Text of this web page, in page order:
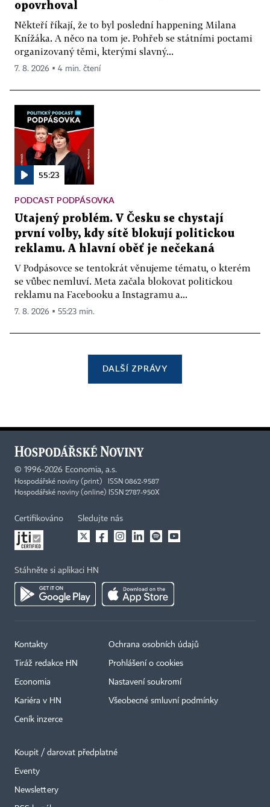
opovrhoval
Někteří říkají, že to byl poslední happening Milana
Knížáka. A něco na tom je. Pohřeb se státními poctami
organizovaný těmi, kterými slavný...
7. 8. 2026 ▪ 4 min. čtení
55:23
PODCAST PODPÁSOVKA
Utajený problém. V Česku se chystají
první volby, kdy sítě blokují politickou
reklamu. A hlavní oběť je nečekaná
V Podpásovce se tentokrát věnujeme tématu, o kterém
se vůbec nemluví. Meta začala blokovat politickou
reklamu na Facebooku a Instagramu a...
7. 8. 2026 ▪ 55:23 min.
DALŠÍ ZPRÁVY
© 1996-2026 Economia, a.s.
Hospodářské noviny (print) ISSN 0862-9587
Hospodářské noviny (online) ISSN 2787-950X
Certifikováno Sledujte nás
Stáhněte si aplikaci HN
Kontakty
Tiráž redakce HN
Economia
Kariéra v HN
Ceník inzerce
Ochrana osobních údajů
Prohlášení o cookies
Nastavení soukromí
Všeobecné smluvní podmínky
Koupit / darovat předplatné
Eventy
Newslettery